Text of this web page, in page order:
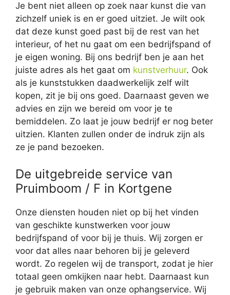
Je bent niet alleen op zoek naar kunst die van
zichzelf uniek is en er goed uitziet. Je wilt ook
dat deze kunst goed past bij de rest van het
interieur, of het nu gaat om een bedrijfspand of
je eigen woning. Bij ons bedrijf ben je aan het
juiste adres als het gaat om kunstverhuur. Ook
als je kunststukken daadwerkelijk zelf wilt
kopen, zit je bij ons goed. Daarnaast geven we
advies en zijn we bereid om voor je te
bemiddelen. Zo laat je jouw bedrijf er nog beter
uitzien. Klanten zullen onder de indruk zijn als
ze je pand bezoeken.
De uitgebreide service van
Pruimboom / F in Kortgene
Onze diensten houden niet op bij het vinden
van geschikte kunstwerken voor jouw
bedrijfspand of voor bij je thuis. Wij zorgen er
voor dat alles naar behoren bij je geleverd
wordt. Zo regelen wij de transport, zodat je hier
totaal geen omkijken naar hebt. Daarnaast kun
je gebruik maken van onze ophangservice. Wij